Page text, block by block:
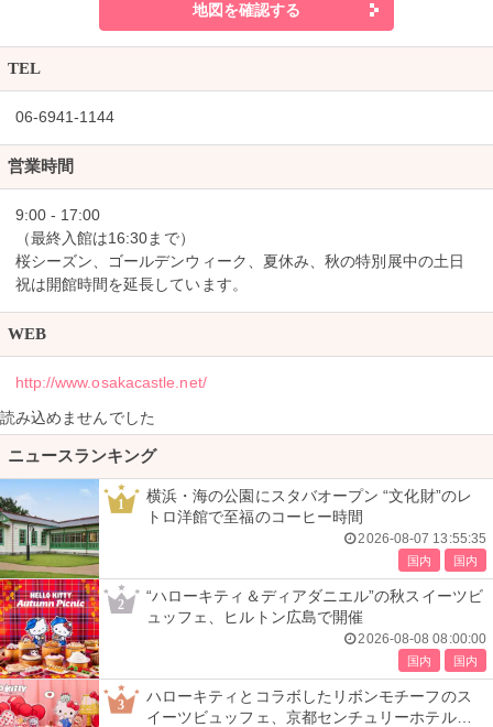
地図を確認する
TEL
06-6941-1144
営業時間
9:00 - 17:00
（最終入館は16:30まで）
桜シーズン、ゴールデンウィーク、夏休み、秋の特別展中の土日
祝は開館時間を延長しています。
WEB
http://www.osakacastle.net/
読み込めませんでした
ニュースランキング
1
横浜・海の公園にスタバオープン “文化財”のレ
トロ洋館で至福のコーヒー時間
2026-08-07 13:55:35
国内 国内
2
“ハローキティ＆ディアダニエル”の秋スイーツビ
ュッフェ、ヒルトン広島で開催
2026-08-08 08:00:00
国内 国内
3
ハローキティとコラボしたリボンモチーフのス
イーツビュッフェ、京都センチュリーホテルで